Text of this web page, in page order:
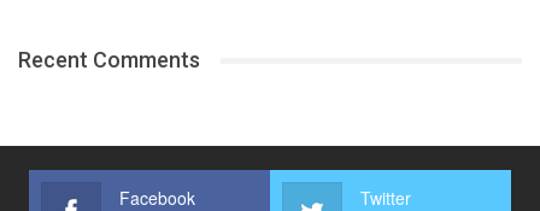
Recent Comments
Facebook Twitter